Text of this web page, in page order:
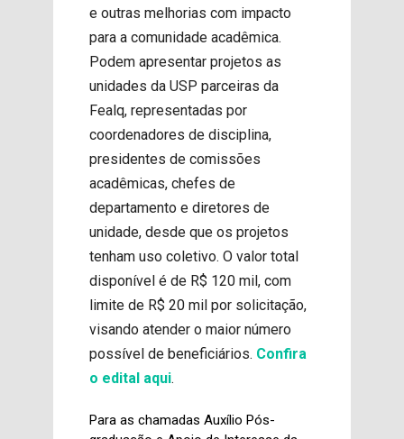
e outras melhorias com impacto
para a comunidade acadêmica.
Podem apresentar projetos as
unidades da USP parceiras da
Fealq, representadas por
coordenadores de disciplina,
presidentes de comissões
acadêmicas, chefes de
departamento e diretores de
unidade, desde que os projetos
tenham uso coletivo. O valor total
disponível é de R$ 120 mil, com
limite de R$ 20 mil por solicitação,
visando atender o maior número
possível de beneficiários. Confira
o edital aqui.
Para as chamadas Auxílio Pós-